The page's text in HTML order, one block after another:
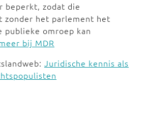
beperkt, zodat die
zonder het parlement het
omroep kan
bij MDR
Juridische kennis als